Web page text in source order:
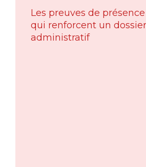
Les preuves de
qui renforcent un dossier
administratif